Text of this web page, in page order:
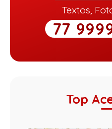
Textos,
77
Top